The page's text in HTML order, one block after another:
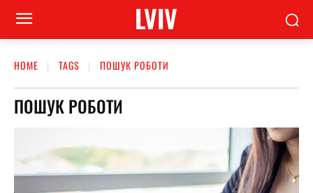
LVIV
HOME TAGS ПОШУК РОБОТИ
ПОШУК РОБОТИ